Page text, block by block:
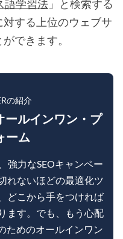
語学習法 」と検索する
する上位のウェブサ
できます。
の紹介
ールインワン・プ
ーム
強力なSEOキャンペー
れないほどの最適化ツ
どこから手をつければ
ます。でも、もう心配
ためのオールインワン